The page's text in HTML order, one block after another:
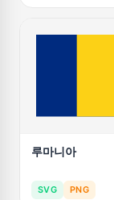
루마니아
SVG PNG